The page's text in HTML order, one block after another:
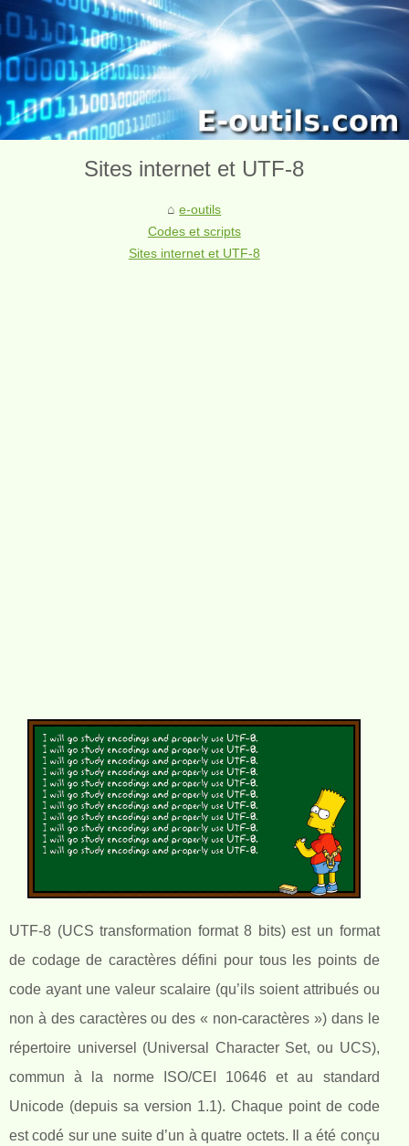
Sites internet et UTF-8
e-outils
Codes et scripts
Sites internet et UTF-8
UTF-8 (UCS transformation format 8 bits) est un format
de codage de caractères défini pour tous les points de
code ayant une valeur scalaire (qu’ils soient attribués ou
non à des caractères ou des « non-caractères ») dans le
répertoire universel (Universal Character Set, ou UCS),
commun à la norme ISO/CEI 10646 et au standard
Unicode (depuis sa version 1.1). Chaque point de code
est codé sur une suite d’un à quatre octets. Il a été conçu